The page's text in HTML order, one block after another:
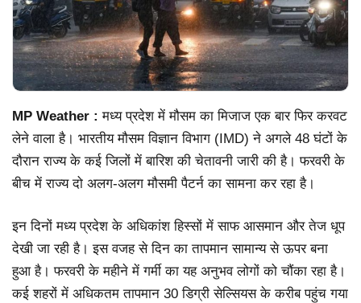
MP Weather : मध्य प्रदेश में मौसम का मिजाज एक बार फिर करवट
लेने वाला है। भारतीय मौसम विज्ञान विभाग (IMD) ने अगले 48 घंटों के
दौरान राज्य के कई जिलों में बारिश की चेतावनी जारी की है। फरवरी के
बीच में राज्य दो अलग-अलग मौसमी पैटर्न का सामना कर रहा है।
इन दिनों मध्य प्रदेश के अधिकांश हिस्सों में साफ आसमान और तेज धूप
देखी जा रही है। इस वजह से दिन का तापमान सामान्य से ऊपर बना
हुआ है। फरवरी के महीने में गर्मी का यह अनुभव लोगों को चौंका रहा है।
कई शहरों में अधिकतम तापमान 30 डिग्री सेल्सियस के करीब पहुंच गया